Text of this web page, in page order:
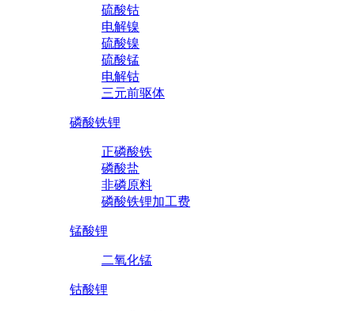
硫酸钴
电解镍
硫酸镍
硫酸锰
电解钴
三元前驱体
磷酸铁锂
正磷酸铁
磷酸盐
非磷原料
磷酸铁锂加工费
锰酸锂
二氧化锰
钴酸锂